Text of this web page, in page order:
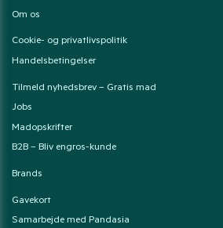
Om os
Cookie- og privatlivspolitik
Handelsbetingelser
Tilmeld nyhedsbrev – Gratis mad
Jobs
Madopskrifter
B2B – Bliv engros-kunde
Brands
Gavekort
Samarbejde med Pandasia